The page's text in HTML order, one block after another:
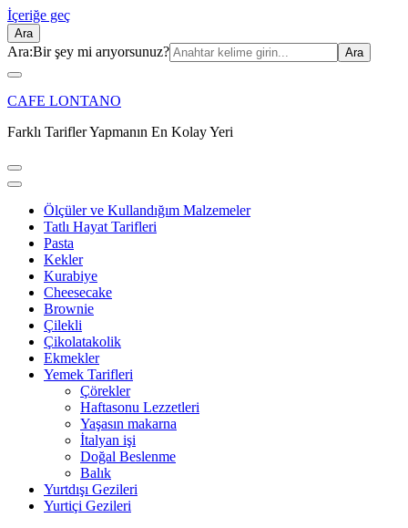
İçeriğe geç
Ara
Ara:Bir şey mi arıyorsunuz?
CAFE LONTANO
Farklı Tarifler Yapmanın En Kolay Yeri
Ölçüler ve Kullandığım Malzemeler
Tatlı Hayat Tarifleri
Pasta
Kekler
Kurabiye
Cheesecake
Brownie
Çilekli
Çikolatakolik
Ekmekler
Yemek Tarifleri
Çörekler
Haftasonu Lezzetleri
Yaşasın makarna
İtalyan işi
Doğal Beslenme
Balık
Yurtdışı Gezileri
Yurtiçi Gezileri